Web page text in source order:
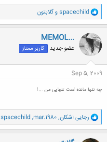
و
ا
ک
ن
ش
ه
ا
spacechild وگلابتون
MEMOL...
عضو جدید کاربر ممتاز
Sep 5, 2009
چه تنها مانده است تنهایی من ...!
و
ا
ک
ن
رجایی اشکان,
mar.1980
,
spacechild